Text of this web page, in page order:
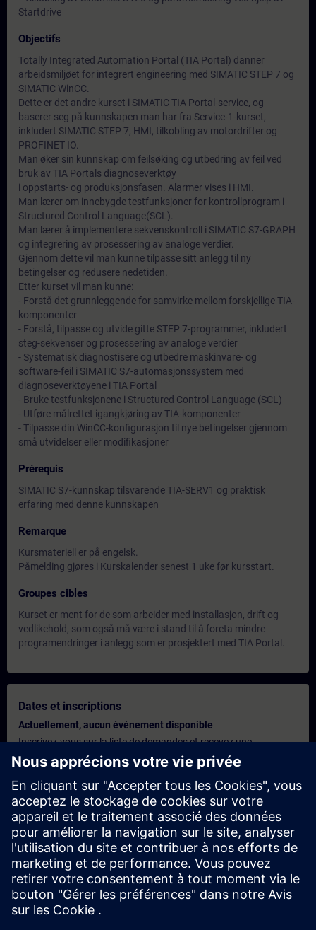
Startdrive
Objectifs
Totally Integrated Automation Portal (TIA Portal) danner
arbeidsmiljøet for integrert engineering med SIMATIC STEP 7 og
SIMATIC WinCC.
Dette er det andre kurset i SIMATIC TIA Portal-service, og
baserer seg på kunnskapen man har fra Service-1-kurset,
inkludert SIMATIC STEP 7, HMI, tilkobling av motordrifter og
PROFINET IO.
Man øker sin kunnskap om feilsøking og utbedring av feil ved
bruk av TIA Portals diagnoseverktøy
i oppstarts- og produksjonsfasen. Alarmer vises i HMI.
Man lærer om innebygde testfunksjoner for kontrollprogram i
Structured Control Language(SCL).
Man lærer å implementere sekvenskontroll i SIMATIC S7-GRAPH
og integrering av prosessering av analoge verdier.
Gjennom dette vil man kunne tilpasse sitt anlegg til ny
betingelser og redusere nedetiden.
Etter kurset vil man kunne:
- Forstå det grunnleggende for samvirke mellom forskjellige TIA-
komponenter
- Forstå, tilpasse og utvide gitte STEP 7-programmer, inkludert
steg-sekvenser og prosessering av analoge verdier
- Systematisk diagnostisere og utbedre maskinvare- og
software-feil i SIMATIC S7-automasjonssystem med
diagnoseverktøyene i TIA Portal
- Bruke testfunksjonene i Structured Control Language (SCL)
- Utføre målrettet igangkjøring av TIA-komponenter
- Tilpasse din WinCC-konfigurasjon til nye betingelser gjennom
små utvidelser eller modifikasjoner
Prérequis
SIMATIC S7-kunnskap tilsvarende TIA-SERV1 og praktisk
erfaring med denne kunnskapen
Remarque
Kursmateriell er på engelsk.
Påmelding gjøres i Kurskalender senest 1 uke før kursstart.
Groupes cibles
Kurset er ment for de som arbeider med installasjon, drift og
vedlikehold, som også må være i stand til å foreta mindre
programendringer i anlegg som er prosjektert med TIA Portal.
Dates et inscriptions
Actuellement, aucun événement disponible
Inscrivez-vous sur la liste de demandes et recevez une
notification dès que de nouvelles dates sont disponibles.
Activer le service de notification
Offre personnalisée
Vous avez besoin d'une offre personnalisée ? Après avoir fourni
vos données personnelles, nous vous enverrons immédiatement
une offre personnalisée à votre adresse électronique.
Envoyez une offre personnelle